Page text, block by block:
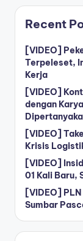
Recent
[VIDEO]
Terpeleset,
Kerja
[VIDEO]
dengan
[VIDEO]
Krisis
[VIDEO]
01 Kali Baru,
[VIDEO]
Sumbar